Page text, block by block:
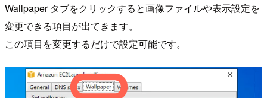
Wallpaper タブをクリックすると画像ファイルや表示設定を
変更できる項目が出てきます。
この項目を変更するだけで設定可能です。